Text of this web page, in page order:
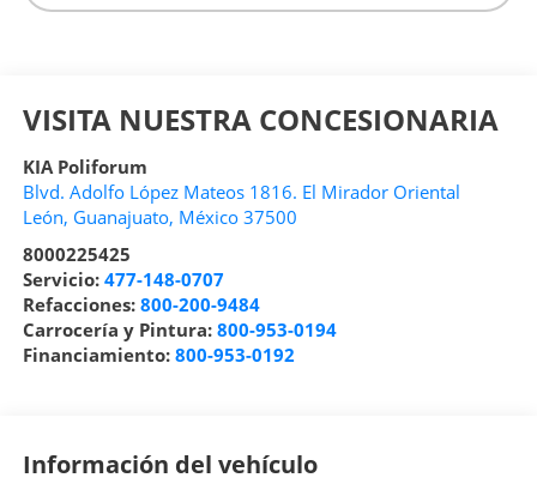
VISITA NUESTRA CONCESIONARIA
KIA Poliforum
Blvd. Adolfo López Mateos 1816. El Mirador Oriental
León, Guanajuato, México 37500
8000225425
Servicio: 477-148-0707
Refacciones: 800-200-9484
Carrocería y Pintura: 800-953-0194
Financiamiento: 800-953-0192
Información del vehículo